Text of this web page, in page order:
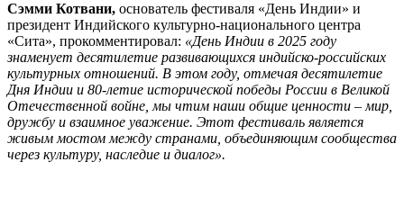
Сэмми Котвани, основатель фестиваля «День Индии» и
президент Индийского культурно-национального центра
«Сита», прокомментировал: «День Индии в 2025 году
знаменует десятилетие развивающихся индийско-российских
культурных отношений. В этом году, отмечая десятилетие
Дня Индии и 80-летие исторической победы России в Великой
Отечественной войне, мы чтим наши общие ценности – мир,
дружбу и взаимное уважение. Этот фестиваль является
живым мостом между странами, объединяющим сообщества
через культуру, наследие и диалог».